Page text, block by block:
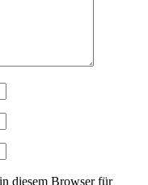
diesem Browser für